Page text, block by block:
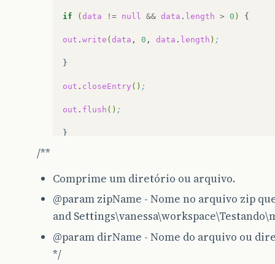
if (data != null && data . length > 0 ) {
out . write (data , 0 , data . length ) ;
}
out . closeEntry () ;
out . flush () ;
}
}
}
/**
Comprime um diretório ou arquivo.
@paramzipName - Nome no arquivo zip
and
@paramdirName - Nome do arquivo ou
*/